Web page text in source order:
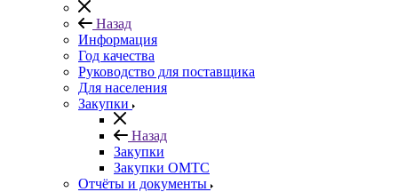
Назад
Информация
Год качества
Руководство для поставщика
Для населения
Закупки
Назад
Закупки
Закупки ОМТС
Отчёты и документы